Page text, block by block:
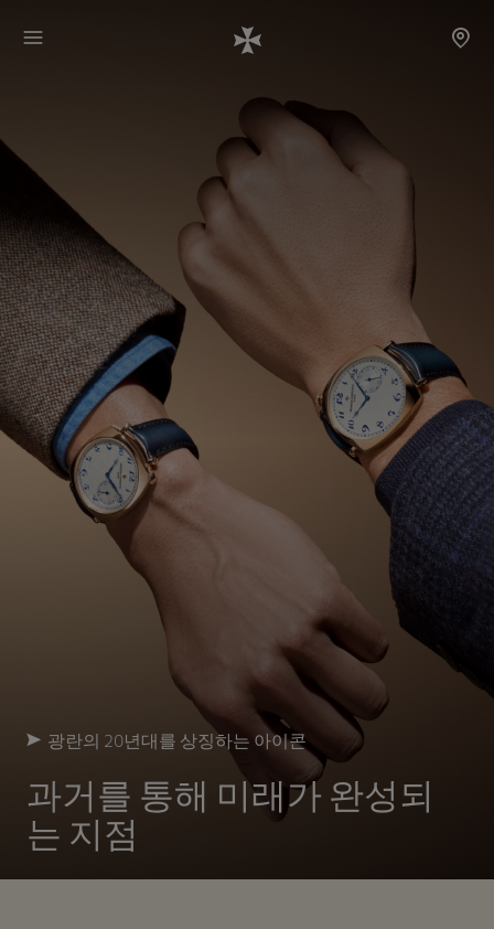
광란의 20년대를 상징하는 아이콘
과거를 통해 미래가 완성되
는 지점